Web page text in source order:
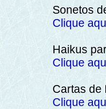
Sonetos
Clique
Haikus
Clique
Cartas de
Clique